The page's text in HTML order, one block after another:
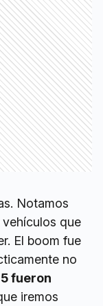
Notamos
que
El boom fue
no
fueron
iremos